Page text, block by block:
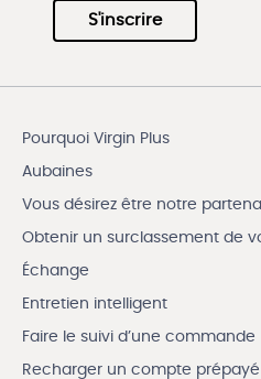
S'inscrire
Pourquoi Virgin Plus
Aubaines
Vous désirez être notre
Obtenir un surclassement de
Échange
Entretien intelligent
Faire le suivi d’une commande
Recharger un compte prépayé